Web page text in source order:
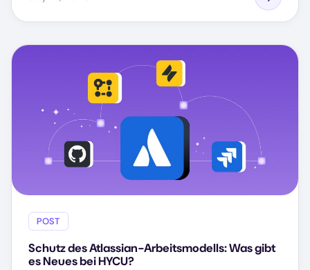
POST
Schutz des Atlassian-Arbeitsmodells: Was gibt
es Neues bei HYCU?